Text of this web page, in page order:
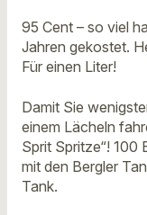
95 Cent – so viel
Jahren gekostet.
Für einen Liter!
Damit Sie
einem Lächeln
Sprit Spritze“! 100
mit den Bergler
Tank.